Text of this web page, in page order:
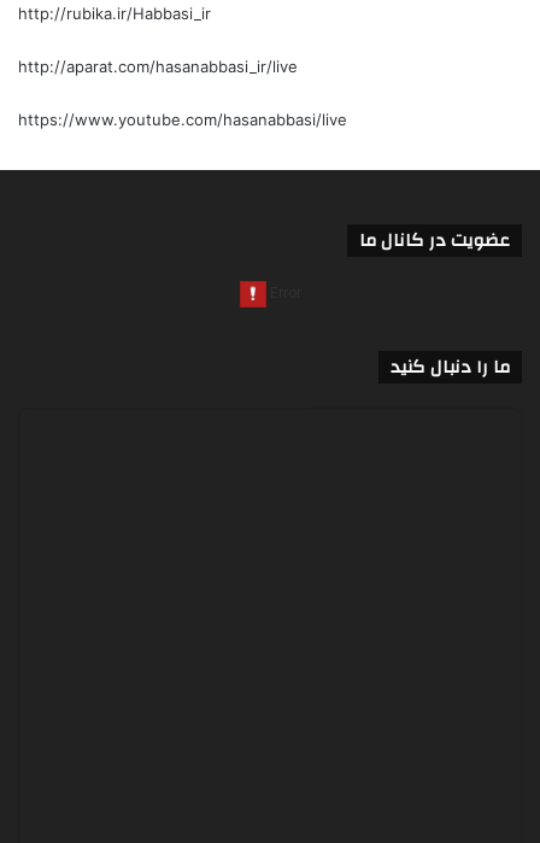
http://rubika.ir/Habbasi_ir
http://aparat.com/hasanabbasi_ir/live
https://www.youtube.com/hasanabbasi/live
عضویت در کانال ما
ما را دنبال کنید